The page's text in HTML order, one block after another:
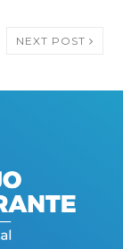
NEXT POST